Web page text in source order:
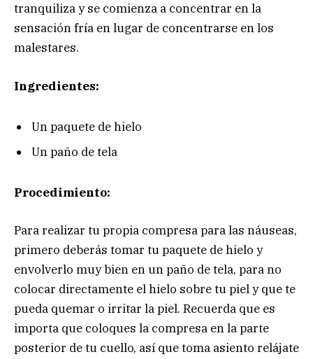
tranquiliza y se comienza a concentrar en la
sensación fría en lugar de concentrarse en los
malestares.
Ingredientes:
Un paquete de hielo
Un paño de tela
Procedimiento:
Para realizar tu propia compresa para las náuseas,
primero deberás tomar tu paquete de hielo y
envolverlo muy bien en un paño de tela, para no
colocar directamente el hielo sobre tu piel y que te
pueda quemar o irritar la piel. Recuerda que es
importa que coloques la compresa en la parte
posterior de tu cuello, así que toma asiento relájate